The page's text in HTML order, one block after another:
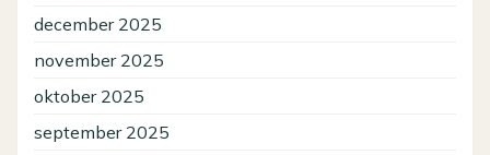
december 2025
november 2025
oktober 2025
september 2025